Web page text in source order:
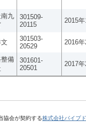
九
301509-
20115
2015
301503-
20529
2016
整備
301601-
20501
2017
協会が契約する株式会社パイプ